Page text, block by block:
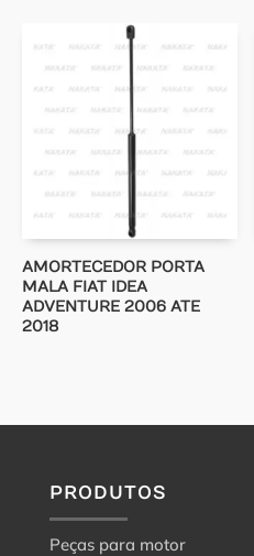
AMORTECEDOR PORTA
MALA FIAT IDEA
ADVENTURE 2006 ATE
2018
PRODUTOS
Peças para motor